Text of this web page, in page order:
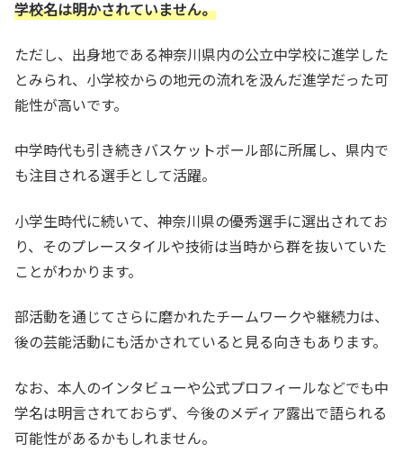
学校名は明かされていません。
ただし、出身地である神奈川県内の公立中学校に進学した
とみられ、小学校からの地元の流れを汲んだ進学だった可
能性が高いです。
中学時代も引き続きバスケットボール部に所属し、県内で
も注目される選手として活躍。
小学生時代に続いて、神奈川県の優秀選手に選出されてお
り、そのプレースタイルや技術は当時から群を抜いていた
ことがわかります。
部活動を通じてさらに磨かれたチームワークや継続力は、
後の芸能活動にも活かされていると見る向きもあります。
なお、本人のインタビューや公式プロフィールなどでも中
学名は明言されておらず、今後のメディア露出で語られる
可能性があるかもしれません。